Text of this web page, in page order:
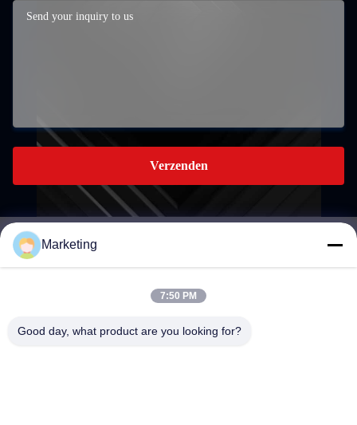
Verzenden
marketing@hwashi.com
Marketing
7:50 PM
Good day, what product are you looking for?